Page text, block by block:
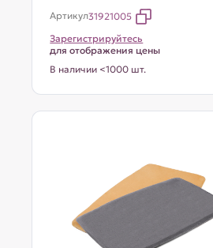
Артикул31921005
Зарегистрируйтесь
для отображения цены
В наличии <1000 шт.